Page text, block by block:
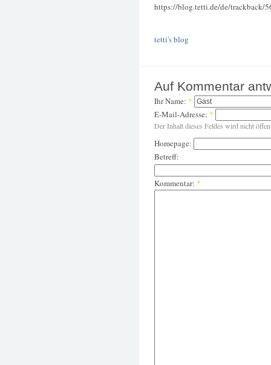
https://blog.tetti.de/de/trackback/
tetti's blog
Auf Kommentar
Ihr Name: *
E-Mail-Adresse: *
Der Inhalt dieses Feldes wird nicht
Homepage:
Betreff:
Kommentar: *